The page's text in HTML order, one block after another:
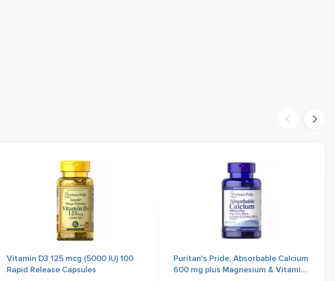
Vitamin D3 125 mcg (5000 IU) 100
Rapid Release Capsules
Puritan's Pride, Absorbable Calcium
600 mg plus Magnesium & Vitamin